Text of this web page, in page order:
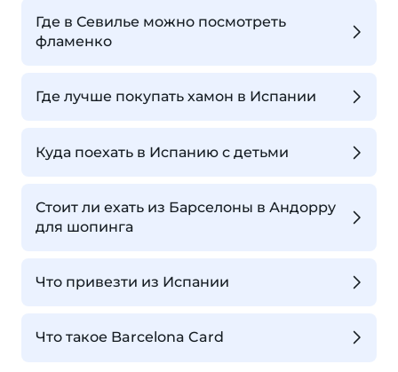
Где в Севилье можно посмотреть
фламенко
Где лучше покупать хамон в Испании
Куда поехать в Испанию с детьми
Стоит ли ехать из Барселоны в Андорру
для шопинга
Что привезти из Испании
Что такое Barcelona Card